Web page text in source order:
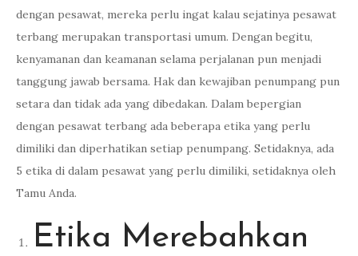
dengan pesawat, mereka perlu ingat kalau sejatinya pesawat
terbang merupakan transportasi umum. Dengan begitu,
kenyamanan dan keamanan selama perjalanan pun menjadi
tanggung jawab bersama. Hak dan kewajiban penumpang pun
setara dan tidak ada yang dibedakan. Dalam bepergian
dengan pesawat terbang ada beberapa etika yang perlu
dimiliki dan diperhatikan setiap penumpang. Setidaknya, ada
5 etika di dalam pesawat yang perlu dimiliki, setidaknya oleh
Tamu Anda.
Etika Merebahkan